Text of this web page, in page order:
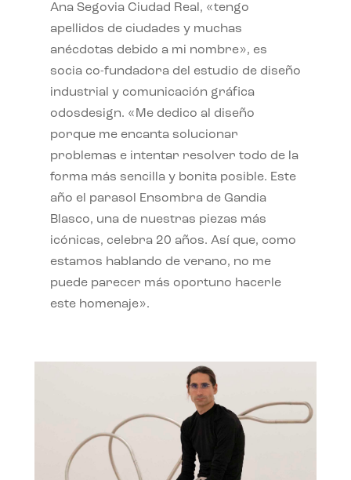
Ana Segovia Ciudad Real, «tengo
apellidos de ciudades y muchas
anécdotas debido a mi nombre», es
socia co-fundadora del estudio de diseño
industrial y comunicación gráfica
odosdesign. «Me dedico al diseño
porque me encanta solucionar
problemas e intentar resolver todo de la
forma más sencilla y bonita posible. Este
año el parasol Ensombra de Gandia
Blasco, una de nuestras piezas más
icónicas, celebra 20 años. Así que, como
estamos hablando de verano, no me
puede parecer más oportuno hacerle
este homenaje».